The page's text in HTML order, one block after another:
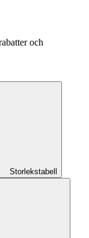
och
Storlekstabell